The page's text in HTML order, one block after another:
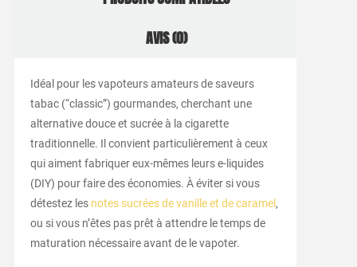
AVIS (0)
Idéal pour les vapoteurs amateurs de saveurs
tabac (“classic”) gourmandes, cherchant une
alternative douce et sucrée à la cigarette
traditionnelle. Il convient particulièrement à ceux
qui aiment fabriquer eux-mêmes leurs e-liquides
(DIY) pour faire des économies. À éviter si vous
détestez les notes sucrées de vanille et de caramel ,
ou si vous n’êtes pas prêt à attendre le temps de
maturation nécessaire avant de le vapoter.